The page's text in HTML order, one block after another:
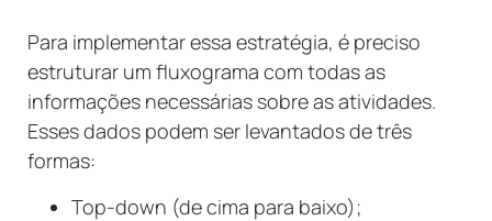
Para implementar essa estratégia, é preciso
estruturar um fluxograma com todas as
informações necessárias sobre as atividades.
Esses dados podem ser levantados de três
formas:
Top-down (de cima para baixo);